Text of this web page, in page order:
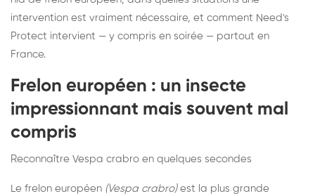
intervention est vraiment nécessaire, et comment Need's
Protect intervient — y compris en soirée — partout en
France.
Frelon européen : un insecte
impressionnant mais souvent mal
compris
Reconnaître Vespa crabro en quelques secondes
Le frelon européen (Vespa crabro)est la plus grande